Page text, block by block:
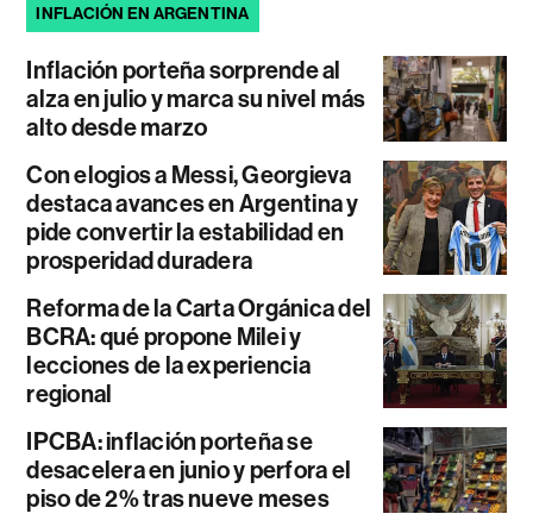
INFLACIÓN EN ARGENTINA
Inflación porteña sorprende al
alza en julio y marca su nivel más
alto desde marzo
Con elogios a Messi, Georgieva
destaca avances en Argentina y
pide convertir la estabilidad en
prosperidad duradera
Reforma de la Carta Orgánica del
BCRA: qué propone Milei y
lecciones de la experiencia
regional
IPCBA: inflación porteña se
desacelera en junio y perfora el
piso de 2% tras nueve meses